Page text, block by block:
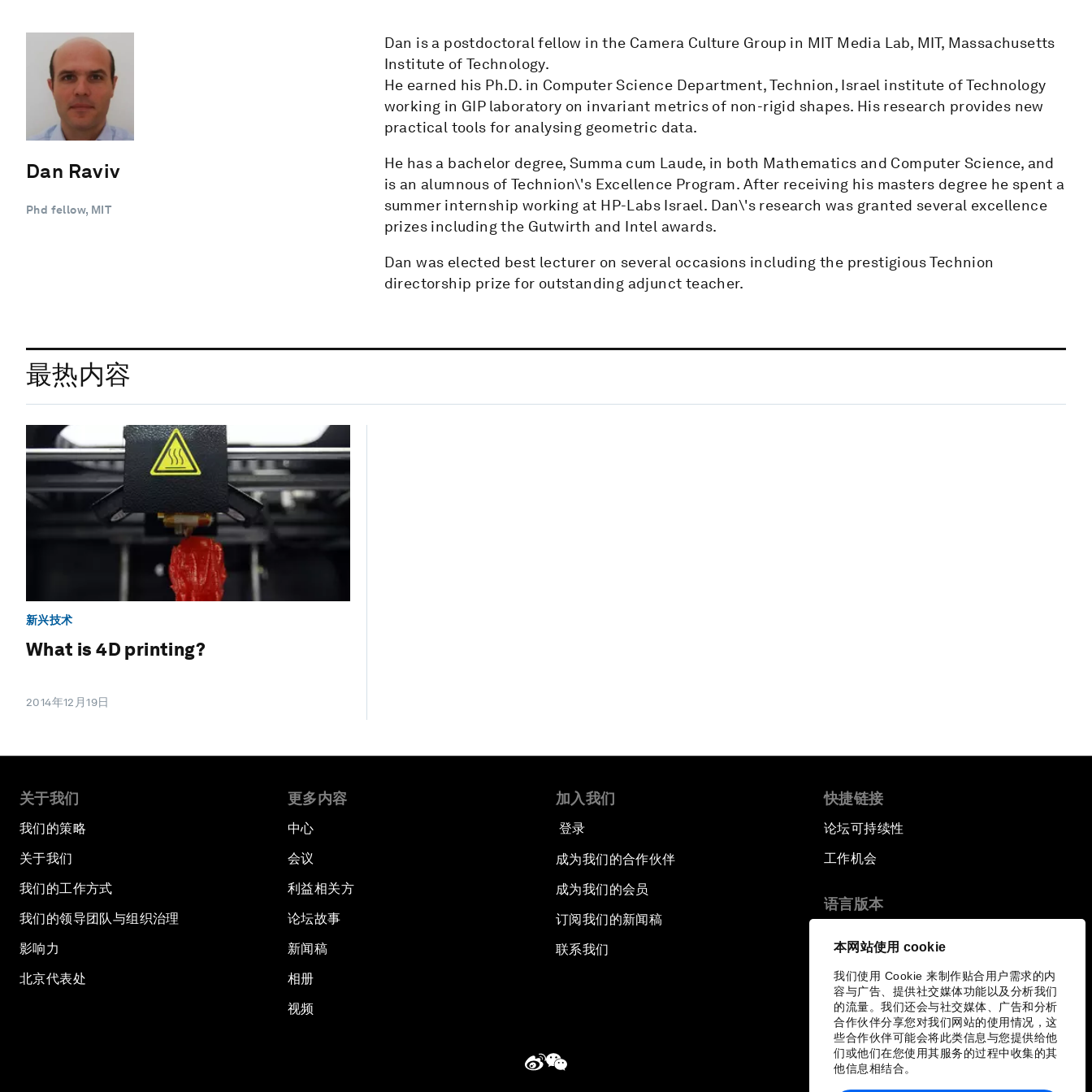
本网站使用 cookie
我们使用 Cookie 来制作贴合用户需求的内
容与广告、提供社交媒体功能以及分析我们
的流量。我们还会与社交媒体、广告和分析
合作伙伴分享您对我们网站的使用情况，这
些合作伙伴可能会将此类信息与您提供给他
们或他们在您使用其服务的过程中收集的其
他信息相结合。
Dan Raviv
Phd fellow, MIT
Dan is a postdoctoral fellow in the Camera Culture Group in MIT Media Lab, MIT, Massachusetts
Institute of Technology.
He earned his Ph.D. in Computer Science Department, Technion, Israel institute of Technology
working in GIP laboratory on invariant metrics of non-rigid shapes. His research provides new
practical tools for analysing geometric data.
He has a bachelor degree, Summa cum Laude, in both Mathematics and Computer Science, and
is an alumnous of Technion\'s Excellence Program. After receiving his masters degree he spent a
summer internship working at HP-Labs Israel. Dan\'s research was granted several excellence
prizes including the Gutwirth and Intel awards.
Dan was elected best lecturer on several occasions including the prestigious Technion
directorship prize for outstanding adjunct teacher.
最热内容
新兴技术
What is 4D printing?
2014年12月19日
关于我们
我们的策略
关于我们
我们的工作方式
我们的领导团队与组织治理
影响力
北京代表处
更多内容
中心
会议
利益相关方
论坛故事
新闻稿
相册
视频
加入我们
登录
成为我们的合作伙伴
成为我们的会员
订阅我们的新闻稿
联系我们
快捷链接
论坛可持续性
工作机会
语言版本